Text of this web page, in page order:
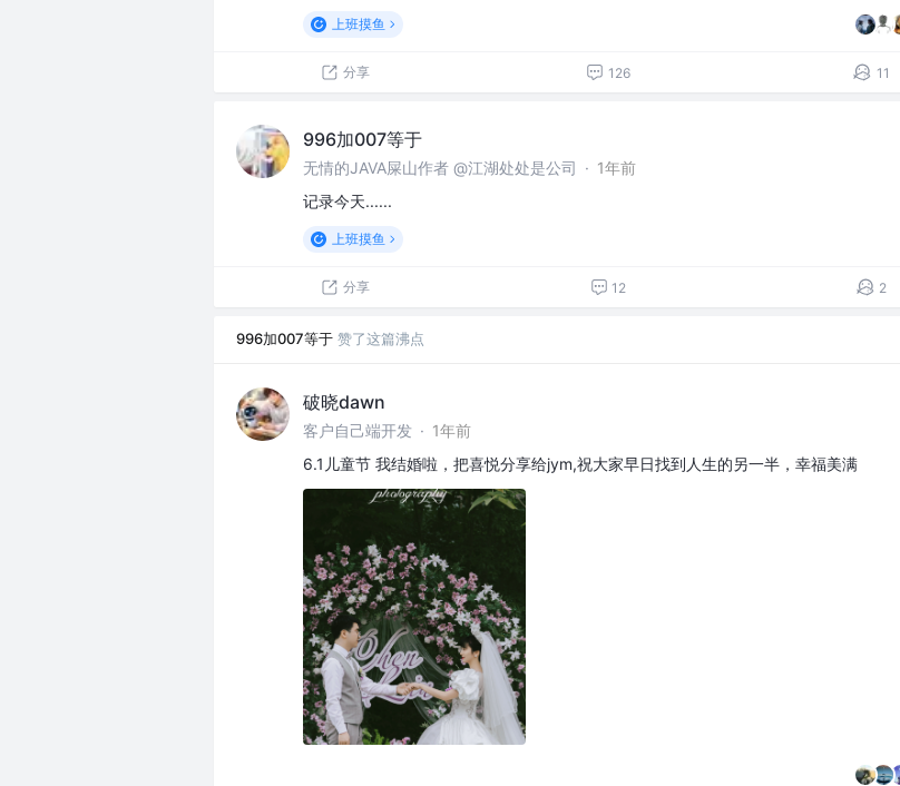
上班摸鱼
分享 126 11
996加007等于
无情的JAVA屎山作者 @江湖处处是公司 · 1年前
记录今天......
上班摸鱼
分享 12 2
996加007等于 赞了这篇沸点
破晓dawn
客户自己端开发 · 1年前
6.1儿童节 我结婚啦，把喜悦分享给jym,祝大家早日找到人生的另一半，幸福美满